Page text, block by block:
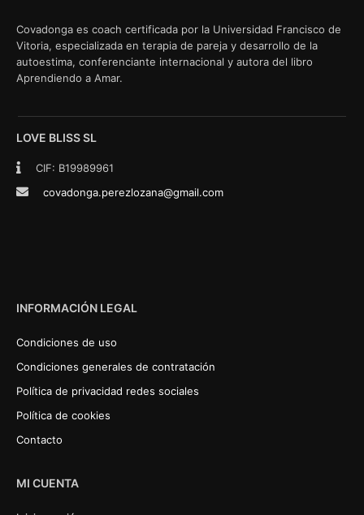
Covadonga es coach certificada por la Universidad Francisco de
Vitoria, especializada en terapia de pareja y desarrollo de la
autoestima, conferenciante internacional y autora del libro
Aprendiendo a Amar.
LOVE BLISS SL
CIF: B19989961
covadonga.perezlozana@gmail.com
INFORMACIÓN LEGAL
Condiciones de uso
Condiciones generales de contratación
Política de privacidad redes sociales
Política de cookies
Contacto
MI CUENTA